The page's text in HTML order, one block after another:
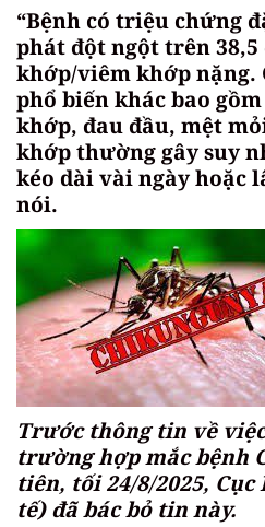
“Bệnh có triệu chứng
phát đột ngột trên 38,5
khớp/viêm khớp nặng.
phổ biến khác bao
khớp, đau đầu, mệt
khớp thường gây suy
kéo dài vài ngày hoặc
nói.
Trước thông tin về
trường hợp mắc bệnh
tiên, tối 24/8/2025, Cục
tế) đã bác bỏ tin này.